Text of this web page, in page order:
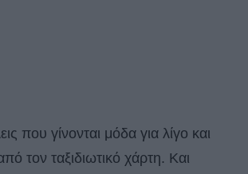
που γίνονται μόδα για λίγο και
τον ταξιδιωτικό χάρτη. Και